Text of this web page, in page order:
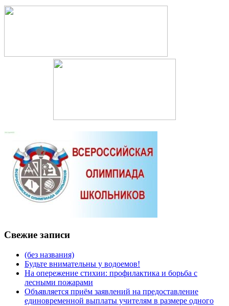
Свежие записи
(без названия)
Будьте внимательны у водоемов!
На опережение стихии: профилактика и борьба с
лесными пожарами
Объявляется приём заявлений на предоставление
единовременной выплаты учителям в размере одного